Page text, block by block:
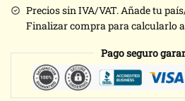
Precios sin IVA/VAT. Añade tu
Finalizar compra para calcularlo
Pago seguro